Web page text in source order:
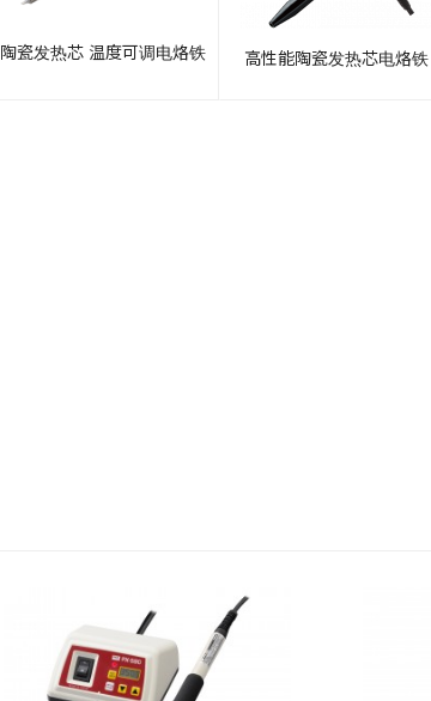
陶瓷发热芯 温度可调电烙铁 高性能陶瓷发热芯电烙铁